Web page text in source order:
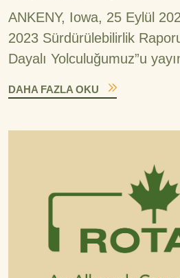
ANKENY, Iowa, 25 Eylül
2023 Sürdürülebilirlik
Dayalı Yolculuğumuz”u
DAHA FAZLA OKU